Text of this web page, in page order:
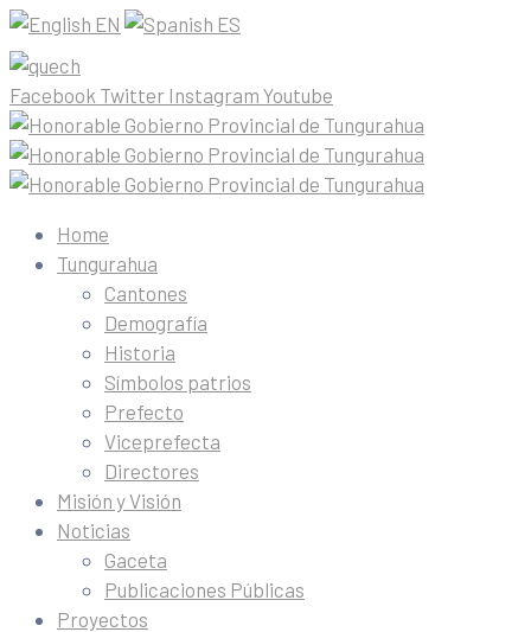
EN ES
Facebook Twitter Instagram Youtube
Home
Tungurahua
Cantones
Demografía
Historia
Símbolos patrios
Prefecto
Viceprefecta
Directores
Misión y Visión
Noticias
Gaceta
Publicaciones Públicas
Proyectos